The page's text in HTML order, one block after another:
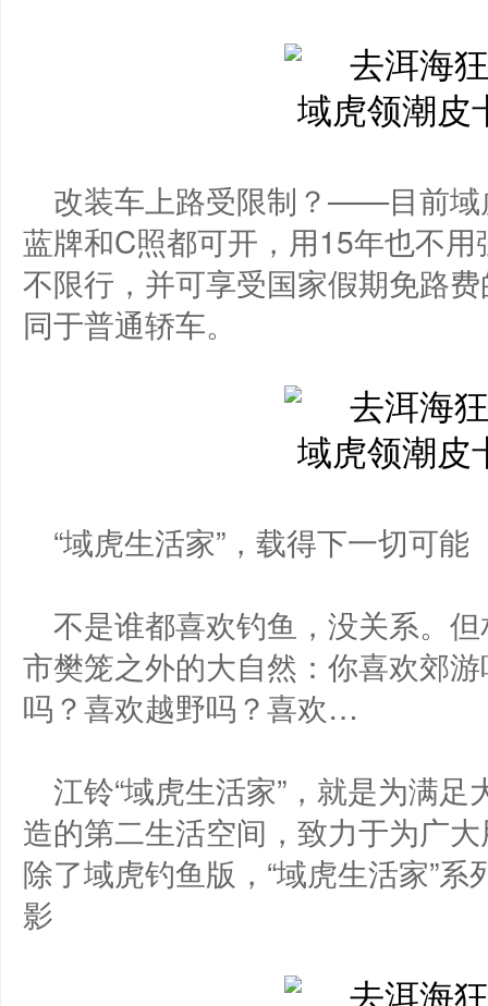
改装车上路受限制？——目前域
蓝牌和C照都可开，用15年也不
不限行，并可享受国家假期免路
同于普通轿车。
“域虎生活家”，载得下一切可能
不是谁都喜欢钓鱼，没关系。
市樊笼之外的大自然：你喜欢郊
吗？喜欢越野吗？喜欢…
江铃“域虎生活家”，就是为满
造的第二生活空间，致力于为广
除了域虎钓鱼版，“域虎生活家”
影